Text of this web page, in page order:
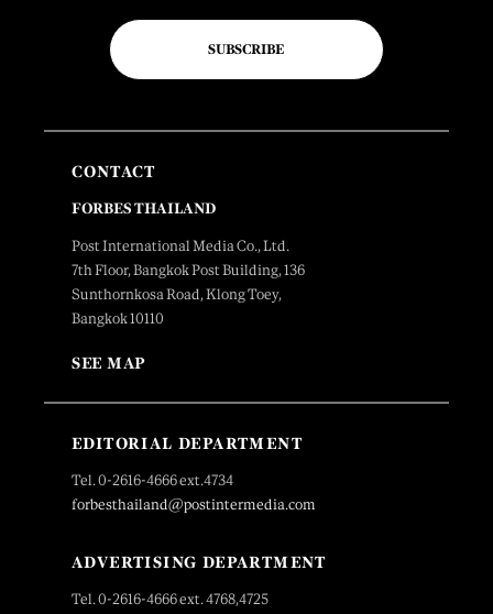
SUBSCRIBE
CONTACT
FORBES THAILAND
Post International Media Co., Ltd.
7th Floor, Bangkok Post Building, 136
Sunthornkosa Road, Klong Toey,
Bangkok 10110
SEE MAP
EDITORIAL DEPARTMENT
Tel. 0-2616-4666 ext.4734
forbesthailand@postintermedia.com
ADVERTISING DEPARTMENT
Tel. 0-2616-4666 ext. 4768,4725